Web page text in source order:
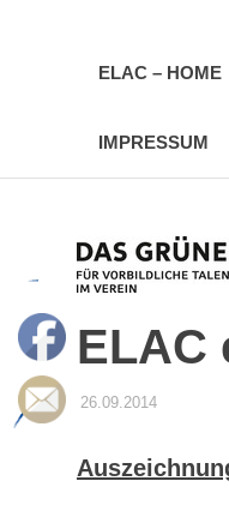
Erfurter
e.V.
ELAC – HOME
IMPRESSUM
ELAC
26.09.2014ELACEV